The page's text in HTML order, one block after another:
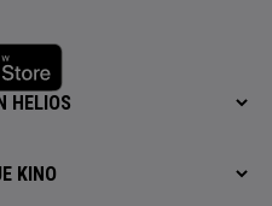
HELIOS
KINO